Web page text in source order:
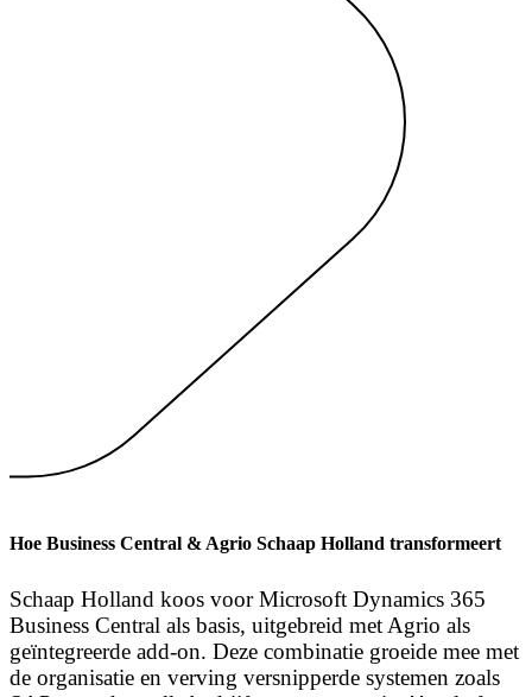
Hoe Business Central & Agrio Schaap Holland transformeert
Schaap Holland koos voor Microsoft Dynamics 365
Business Central als basis, uitgebreid met Agrio als
geïntegreerde add-on. Deze combinatie groeide mee met
de organisatie en verving versnipperde systemen zoals